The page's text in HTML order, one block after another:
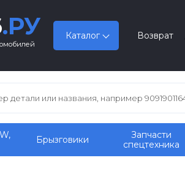
.РУ Каталог Возврат
Брызговики
Запчасти
спецтехника